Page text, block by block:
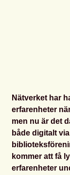
Nätverket har
erfarenheter
men nu är det
både digitalt
kommer att få
erfarenheter